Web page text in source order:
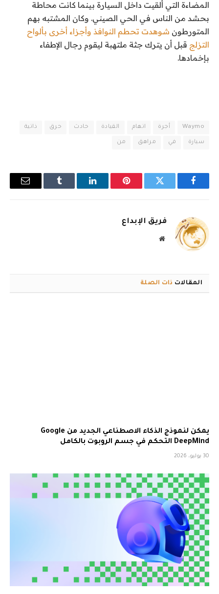
المضاءة التي ألقيت داخل السيارة بينما كانت محاطة
بحشد من الناس في الحي الصيني. وكان المشتبه بهم
المتورطون شوهدت تحطم النوافذ وأجزاء أخرى بألواح
التزلج قبل أن يترك جثة ملتهبة ليقوم رجال الإطفاء
بإخمادها.
Waymo أجرة اتهام القيادة حادث حرق ذاتية
سيارة في مراهق من
فيسبوك تويتر بينتيريستلينكدإن Tumblr
البريد
فريق الإبداع
موقع
المقالات ذات الصلة
يمكن لنموذج الذكاء الاصطناعي الجديد من Google
DeepMind التحكم في جسم الروبوت بالكامل
30 يوليو، 2026